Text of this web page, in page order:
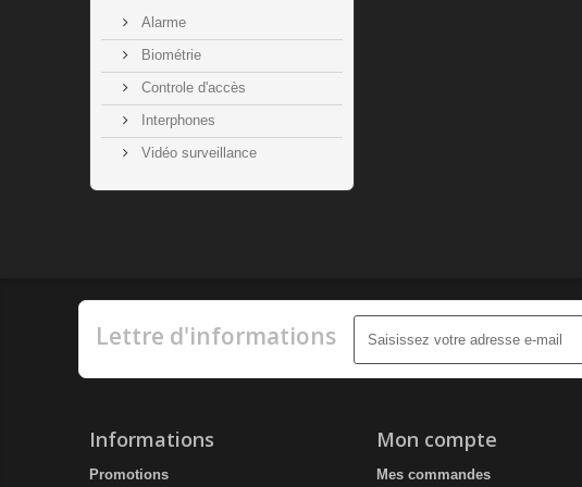
Alarme
Biométrie
Controle d'accès
Interphones
Vidéo surveillance
Lettre d'informations
Informations
Promotions
Mon compte
Mes commandes